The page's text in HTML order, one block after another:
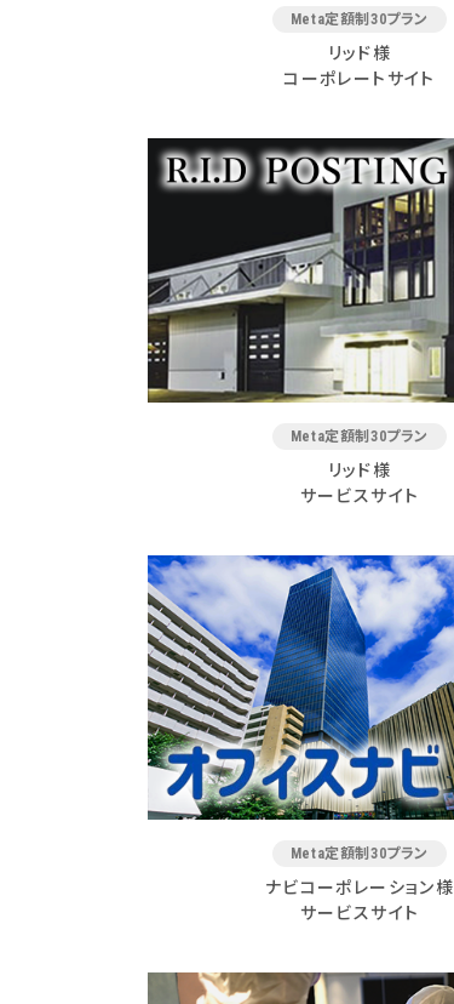
Meta定額制30プラン
リッド様
コーポレートサイト
Meta定額制30プラン
リッド様
サービスサイト
Meta定額制30プラン
ナビコーポレーション様
サービスサイト